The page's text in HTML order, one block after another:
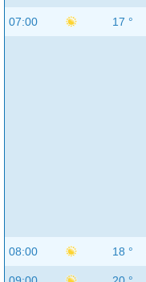
07:00 17 °
08:00 18 °